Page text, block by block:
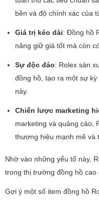
bền và độ chính xác của
Giá trị kéo dài: Đồng hồ
năng giữ giá tốt mà còn
Sự độc đáo: Rolex sản
đồng hồ, tạo ra một sự
này.
Chiến lược marketing
marketing và quảng cáo,
thương hiệu mạnh mẽ và
Nhờ vào những yếu tố này,
trong thị trường đồng hồ cao
Gợi ý một số item đồng hồ